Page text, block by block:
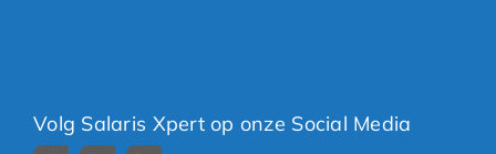
Volg Salaris Xpert op onze Social Media